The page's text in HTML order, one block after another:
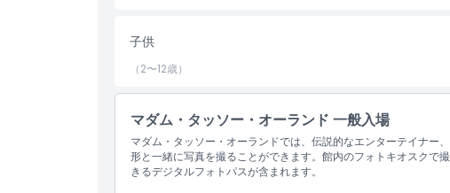
除外事項
営業時間
子供
（2〜12歳）
マダム・タッソー・オーランド 一般入場
マダム・タッソー・オーランドでは、伝説的なエンターテイナー
形と一緒に写真を撮ることができます。館内のフォトキオスクで
きるデジタルフォトパスが含まれます。